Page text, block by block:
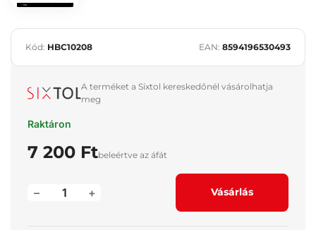
Kód: HBC10208 EAN: 8594196530493
A terméket a Sixtol kereskedőnél vásárolhatja
meg
Raktáron
7 200 Ftbeleértve az áfát
+
– Vásárlás